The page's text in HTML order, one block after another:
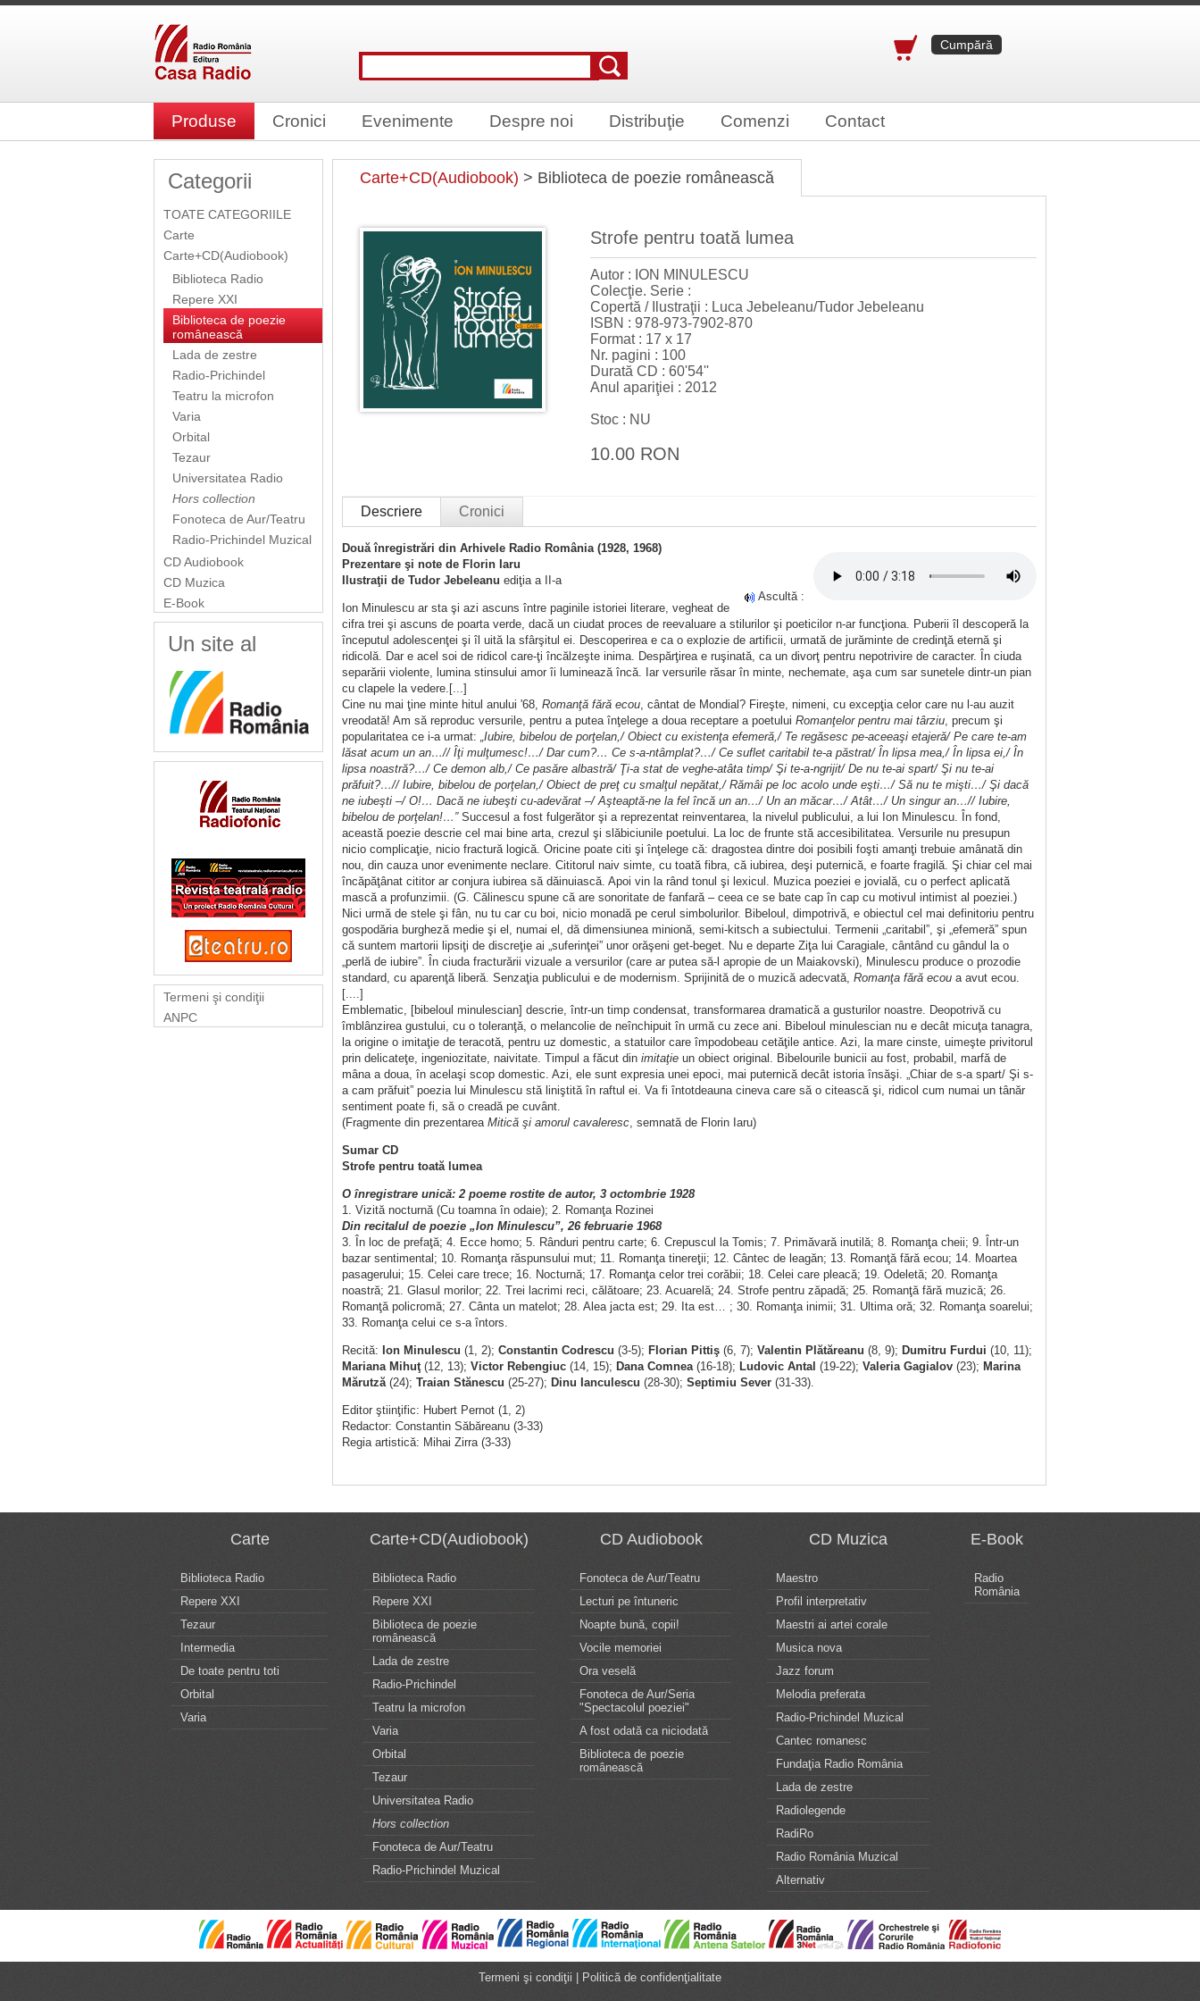
Cumpără
Produse Cronici Evenimente Despre noi Distribuţie Comenzi Contact
Categorii
TOATE CATEGORIILE
Carte
Carte+CD(Audiobook)
Biblioteca Radio
Repere XXI
Biblioteca de poezie
românească
Lada de zestre
Radio-Prichindel
Teatru la microfon
Varia
Orbital
Tezaur
Universitatea Radio
Hors collection
Fonoteca de Aur/Teatru
Radio-Prichindel Muzical
CD Audiobook
CD Muzica
E-Book
Un site al
Termeni şi condiţii
ANPC
Carte+CD(Audiobook) > Biblioteca de poezie românească
Strofe pentru toată lumea
Autor : ION MINULESCU
Colecţie. Serie :
Copertă / Ilustraţii : Luca Jebeleanu/Tudor Jebeleanu
ISBN : 978-973-7902-870
Format : 17 x 17
Nr. pagini : 100
Durată CD : 60'54''
Anul apariţiei : 2012
Stoc : NU
10.00 RON
Descriere Cronici
Ascultă :
Două înregistrări din Arhivele Radio România (1928, 1968)
Prezentare şi note de Florin Iaru
Ilustraţii de Tudor Jebeleanu ediţia a II-a
Ion Minulescu ar sta şi azi ascuns între paginile istoriei literare, vegheat de
cifra trei şi ascuns de poarta verde, dacă un ciudat proces de reevaluare a stilurilor şi poeticilor n-ar funcţiona. Puberii îl descoperă la
începutul adolescenţei şi îl uită la sfârşitul ei. Descoperirea e ca o explozie de artificii, urmată de jurăminte de credinţă eternă şi
ridicolă. Dar e acel soi de ridicol care-ţi încălzeşte inima. Despărţirea e ruşinată, ca un divorţ pentru nepotrivire de caracter. În ciuda
separării violente, lumina stinsului amor îi luminează încă. Iar versurile răsar în minte, nechemate, aşa cum sar sunetele dintr-un pian
cu clapele la vedere.[...]
Cine nu mai ţine minte hitul anului '68, Romanţă fără ecou, cântat de Mondial? Fireşte, nimeni, cu excepţia celor care nu l-au auzit
vreodată! Am să reproduc versurile, pentru a putea înţelege a doua receptare a poetului Romanţelor pentru mai târziu, precum şi
popularitatea ce i-a urmat: „Iubire, bibelou de porţelan,/ Obiect cu existenţa efemeră,/ Te regăsesc pe-aceeaşi etajeră/ Pe care te-am
lăsat acum un an…// Îţi mulţumesc!…/ Dar cum?… Ce s-a-ntâmplat?…/ Ce suflet caritabil te-a păstrat/ În lipsa mea,/ În lipsa ei,/ În
lipsa noastră?…/ Ce demon alb,/ Ce pasăre albastră/ Ţi-a stat de veghe-atâta timp/ Şi te-a-ngrijit/ De nu te-ai spart/ Şi nu te-ai
prăfuit?…// Iubire, bibelou de porţelan,/ Obiect de preţ cu smalţul nepătat,/ Rămâi pe loc acolo unde eşti…/ Să nu te mişti…/ Şi dacă
ne iubeşti –/ O!… Dacă ne iubeşti cu-adevărat –/ Aşteaptă-ne la fel încă un an…/ Un an măcar…/ Atât…/ Un singur an…// Iubire,
bibelou de porţelan!…” Succesul a fost fulgerător şi a reprezentat reinventarea, la nivelul publicului, a lui Ion Minulescu. În fond,
această poezie descrie cel mai bine arta, crezul şi slăbiciunile poetului. La loc de frunte stă accesibilitatea. Versurile nu presupun
nicio complicaţie, nicio fractură logică. Oricine poate citi şi înţelege că: dragostea dintre doi posibili foşti amanţi trebuie amânată din
nou, din cauza unor evenimente neclare. Cititorul naiv simte, cu toată fibra, că iubirea, deşi puternică, e foarte fragilă. Şi chiar cel mai
încăpăţânat cititor ar conjura iubirea să dăinuiască. Apoi vin la rând tonul şi lexicul. Muzica poeziei e jovială, cu o perfect aplicată
mască a profunzimii. (G. Călinescu spune că are sonoritate de fanfară – ceea ce se bate cap în cap cu motivul intimist al poeziei.)
Nici urmă de stele şi fân, nu tu car cu boi, nicio monadă pe cerul simbolurilor. Bibeloul, dimpotrivă, e obiectul cel mai definitoriu pentru
gospodăria burgheză medie şi el, numai el, dă dimensiunea minionă, semi-kitsch a subiectului. Termenii „caritabil”, şi „efemeră” spun
că suntem martorii lipsiţi de discreţie ai „suferinţei” unor orăşeni get-beget. Nu e departe Ziţa lui Caragiale, cântând cu gândul la o
„perlă de iubire”. În ciuda fracturării vizuale a versurilor (care ar putea să-l apropie de un Maiakovski), Minulescu produce o prozodie
standard, cu aparenţă liberă. Senzaţia publicului e de modernism. Sprijinită de o muzică adecvată, Romanţa fără ecou a avut ecou.
[....]
Emblematic, [bibeloul minulescian] descrie, într-un timp condensat, transformarea dramatică a gusturilor noastre. Deopotrivă cu
îmblânzirea gustului, cu o toleranţă, o melancolie de neînchipuit în urmă cu zece ani. Bibeloul minulescian nu e decât micuţa tanagra,
la origine o imitaţie de teracotă, pentru uz domestic, a statuilor care împodobeau cetăţile antice. Azi, la mare cinste, uimeşte privitorul
prin delicateţe, ingeniozitate, naivitate. Timpul a făcut din imitaţie un obiect original. Bibelourile bunicii au fost, probabil, marfă de
mâna a doua, în acelaşi scop domestic. Azi, ele sunt expresia unei epoci, mai puternică decât istoria însăşi. „Chiar de s-a spart/ Şi s-
a cam prăfuit” poezia lui Minulescu stă liniştită în raftul ei. Va fi întotdeauna cineva care să o citească şi, ridicol cum numai un tânăr
sentiment poate fi, să o creadă pe cuvânt.
(Fragmente din prezentarea Mitică şi amorul cavaleresc, semnată de Florin Iaru)
Sumar CD
Strofe pentru toată lumea
O înregistrare unică: 2 poeme rostite de autor, 3 octombrie 1928
1. Vizită nocturnă (Cu toamna în odaie); 2. Romanţa Rozinei
Din recitalul de poezie „Ion Minulescu”, 26 februarie 1968
3. În loc de prefaţă; 4. Ecce homo; 5. Rânduri pentru carte; 6. Crepuscul la Tomis; 7. Primăvară inutilă; 8. Romanţa cheii; 9. Într-un
bazar sentimental; 10. Romanţa răspunsului mut; 11. Romanţa tinereţii; 12. Cântec de leagăn; 13. Romanţă fără ecou; 14. Moartea
pasagerului; 15. Celei care trece; 16. Nocturnă; 17. Romanţa celor trei corăbii; 18. Celei care pleacă; 19. Odeletă; 20. Romanţa
noastră; 21. Glasul morilor; 22. Trei lacrimi reci, călătoare; 23. Acuarelă; 24. Strofe pentru zăpadă; 25. Romanţă fără muzică; 26.
Romanţă policromă; 27. Cânta un matelot; 28. Alea jacta est; 29. Ita est… ; 30. Romanţa inimii; 31. Ultima oră; 32. Romanţa soarelui;
33. Romanţa celui ce s-a întors.
Recită: Ion Minulescu (1, 2); Constantin Codrescu (3-5); Florian Pittiş (6, 7); Valentin Plătăreanu (8, 9); Dumitru Furdui (10, 11);
Mariana Mihuţ(12, 13); Victor Rebengiuc (14, 15); Dana Comnea(16-18); Ludovic Antal (19-22); Valeria Gagialov (23); Marina
Mărutză(24); Traian Stănescu (25-27); Dinu Ianculescu (28-30); Septimiu Sever (31-33).
Editor ştiinţific: Hubert Pernot (1, 2)
Redactor: Constantin Săbăreanu (3-33)
Regia artistică: Mihai Zirra (3-33)
Carte
Biblioteca Radio
Repere XXI
Tezaur
Intermedia
De toate pentru toti
Orbital
Varia
Carte+CD(Audiobook)
Biblioteca Radio
Repere XXI
Biblioteca de poezie
românească
Lada de zestre
Radio-Prichindel
Teatru la microfon
Varia
Orbital
Tezaur
Universitatea Radio
Hors collection
Fonoteca de Aur/Teatru
Radio-Prichindel Muzical
CD Audiobook
Fonoteca de Aur/Teatru
Lecturi pe întuneric
Noapte bună, copii!
Vocile memoriei
Ora veselă
Fonoteca de Aur/Seria
"Spectacolul poeziei"
A fost odată ca niciodată
Biblioteca de poezie
românească
CD Muzica
Maestro
Profil interpretativ
Maestri ai artei corale
Musica nova
Jazz forum
Melodia preferata
Radio-Prichindel Muzical
Cantec romanesc
Fundaţia Radio România
Lada de zestre
Radiolegende
RadiRo
Radio România Muzical
Alternativ
E-Book
Radio
România
Termeni şi condiţii Politică de confidenţialitate